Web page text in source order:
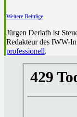
Weitere Beiträge
Jürgen Derlath ist
Redakteur des IWW-
professionell.